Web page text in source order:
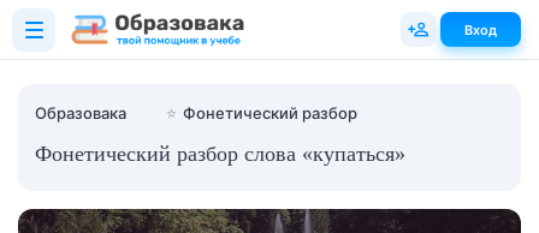
Образовака ⭐ Фонетический разбор
Фонетический разбор слова «купаться»
Вход